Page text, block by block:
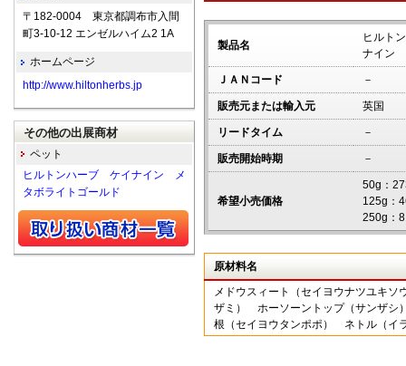
製品名
ヒルト
ナイン
ＪＡＮコード －
販売元または輸入元 英国
リードタイム －
販売開始時期 －
希望小売価格
50g：
125g
250g：
原材料名
メドウスィート（セイヨウナツユキ
ザミ） ホーソーントップ（サンザ
根（セイヨウタンポポ） ネトル（
〒182-0004 東京都調布市入間
町3-10-12 エンゼルハイム2 1A
ホームページ
http://www.hiltonherbs.jp
その他の出展商材
ペット
ヒルトンハーブ ケイナイン メ
タボライトゴールド